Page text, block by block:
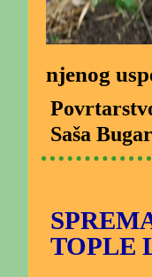
njenog
Saša
TOPLE